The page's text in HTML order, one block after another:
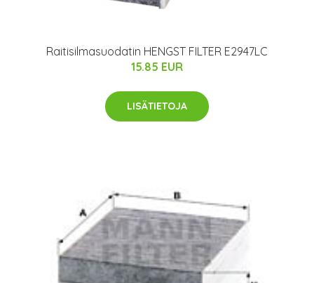
Raitisilmasuodatin HENGST FILTER E2947LC
15.85 EUR
LISÄTIETOJA